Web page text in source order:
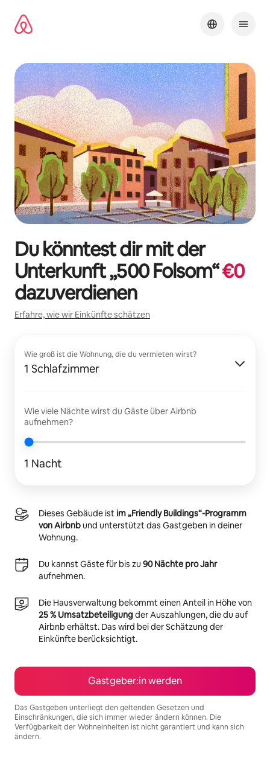
Inhalten
springen
Du könntest dir mit der
Unterkunft „500 Folsom“€0
dazuverdienen
Erfahre, wie wir Einkünfte schätzen
Wie groß ist die Wohnung, die du vermieten wirst?
1 Schlafzimmer
Wie viele Nächte wirst du Gäste über Airbnb
aufnehmen?
1 Nacht
Dieses Gebäude istim „Friendly Buildings“-Programm
von Airbnbund unterstützt das Gastgeben in deiner
Wohnung.
Du kannst Gäste für bis zu 90 Nächte pro Jahr
aufnehmen.
Die Hausverwaltung bekommt einen Anteil in Höhe von
25 % Umsatzbeteiligungder Auszahlungen, die du auf
Airbnb erhältst. Das wird bei der Schätzung der
Einkünfte berücksichtigt.
Gastgeber:in werden
Das Gastgeben unterliegt den geltenden Gesetzen und
Einschränkungen, die sich immer wieder ändern können. Die
Verfügbarkeit der Wohneinheiten ist nicht garantiert und kann sich
ändern.